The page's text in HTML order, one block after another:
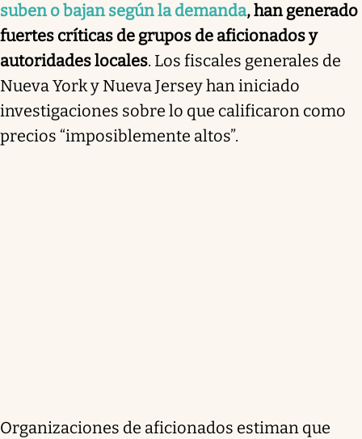
suben o bajan según la demanda, han generado
fuertes críticas de grupos de aficionados y
autoridades locales. Los fiscales generales de
Nueva York y Nueva Jersey han iniciado
investigaciones sobre lo que calificaron como
precios “imposiblemente altos”.
Organizaciones de aficionados estiman que